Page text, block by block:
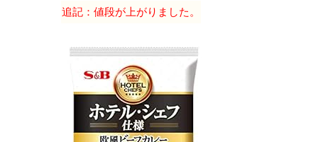
追記：値段が上がりました。